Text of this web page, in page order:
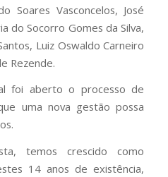
Soares Vasconcelos, José
do Socorro Gomes da Silva,
Luiz Oswaldo Carneiro
Rezende.
foi aberto o processo de
uma nova gestão possa
temos crescido como
14 anos de existência,